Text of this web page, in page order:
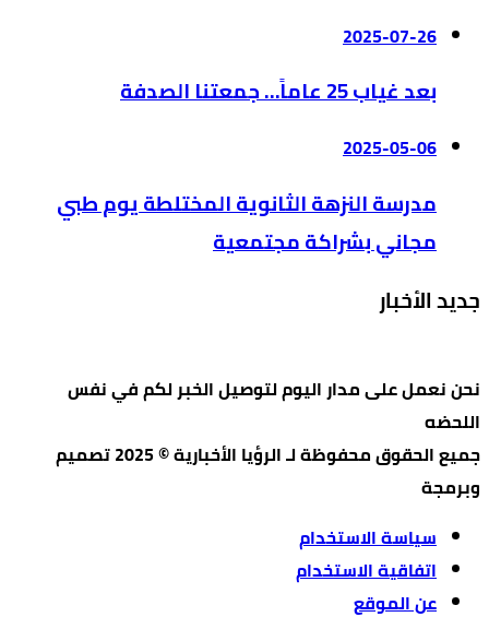
2025-07-26
بعد غياب 25 عاماً… جمعتنا الصدفة
2025-05-06
مدرسة النزهة الثانوية المختلطة يوم طبي
مجاني بشراكة مجتمعية
جديد الأخبار
نحن نعمل على مدار اليوم لتوصيل الخبر لكم في نفس
اللحضه
جميع الحقوق محفوظة لـ الرؤيا الأخبارية © 2025 تصميم
وبرمجة
سياسة الاستخدام
اتفاقية الاستخدام
عن الموقع